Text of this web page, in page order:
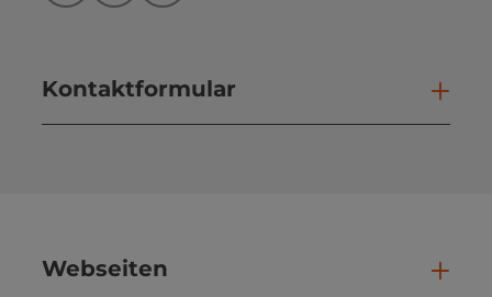
Kontaktformular
Webseiten